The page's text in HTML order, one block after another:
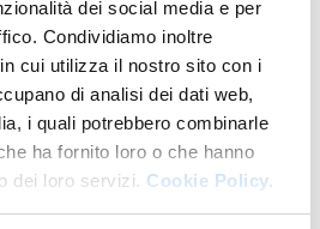
dei social media e per
Condividiamo inoltre
cui utilizza il nostro sito con i
di analisi dei dati web,
i quali potrebbero combinarle
ha fornito loro o che hanno
dei loro servizi. Cookie Policy.